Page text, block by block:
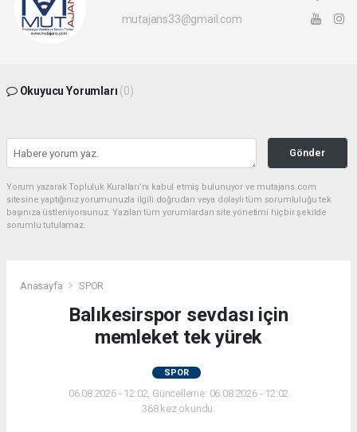
mutajans33@gmail.com
Okuyucu Yorumları (0)
Gönder
Yorum yazarak Topluluk Kuralları’nı kabul etmiş bulunuyor ve mutajans.com
sitesine yaptığınız yorumunuzla ilgili doğrudan veya dolaylı tüm sorumluluğu tek
başınıza üstleniyorsunuz. Yazılan tüm yorumlardan site yönetimi hiçbir şekilde
sorumlu tutulamaz.
Anasayfa SPOR
Balıkesirspor sevdası için
memleket tek yürek
SPOR
06.08.2026 - 12:02, Güncelleme: 06.08.2026 - 12:02
368 kez okundu.